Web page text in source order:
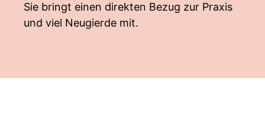
Sie bringt einen direkten Bezug zur Praxis
und viel Neugierde mit.